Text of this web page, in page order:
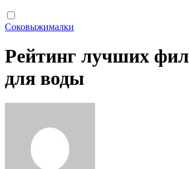
Соковыжималки
Рейтинг лучших
для воды